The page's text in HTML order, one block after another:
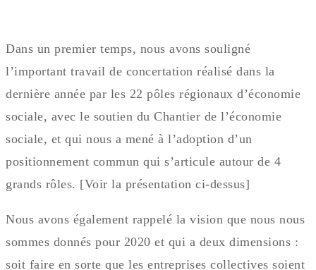
Dans un premier temps, nous avons souligné
l’important travail de concertation réalisé dans la
dernière année par les 22 pôles régionaux d’économie
sociale, avec le soutien du Chantier de l’économie
sociale, et qui nous a mené à l’adoption d’un
positionnement commun qui s’articule autour de 4
grands rôles. [Voir la présentation ci-dessus]
Nous avons également rappelé la vision que nous nous
sommes donnés pour 2020 et qui a deux dimensions :
soit faire en sorte que les entreprises collectives soient